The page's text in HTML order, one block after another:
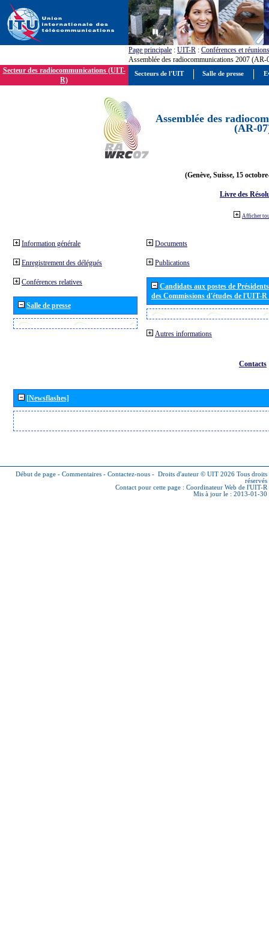
Page principale : UIT-R : Conférences et réunions
Assemblée des radiocommunications 2007 (AR-
Secteur des radiocommunications (UIT-
R)
Assemblée des
(AR-
(Genève, Suisse, 15
Livre des
Afficher
Information générale
Enregistrement des délégués
Conférences relatives
Salle de presse
Documents
Publications
Candidats aux postes de
des Commissions d'études de l'UIT-
Autres informations
Contacts
[Newsflashes]
Début de page - Commentaires - Contactez-nous - Droits d'auteur © UIT 2026 Tous droits
réservés
Contact pour cette page : Coordinateur Web de l'UIT-R
Mis à jour le : 2013-01-30
Secteurs de l'UIT Salle de presse